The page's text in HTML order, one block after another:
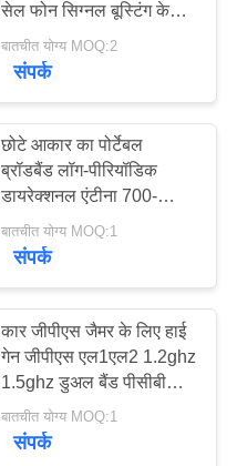
सेल फोन सिग्नल बूस्टिंग के
लिए हाई गेन डायरेक्शनल एंटीना
बातचीत योग्य MOQ:2
संपर्क
छोटे आकार का पोर्टेबल
ब्रॉडबैंड लॉग-पीरियॉडिक
डायरेक्शनल एंटीना 700-
2700mhz
बातचीत योग्य MOQ:1
संपर्क
कार जीपीएस जैमर के लिए हाई
गेन जीपीएस एल1एल2 1.2ghz
1.5ghz डुअल बैंड पीसीबी
डायरेक्शनल एंटीना
बातचीत योग्य MOQ:1
संपर्क